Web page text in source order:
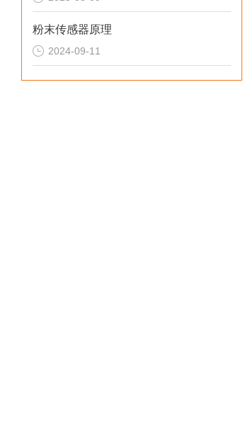
粉末传感器原理
2024-09-11